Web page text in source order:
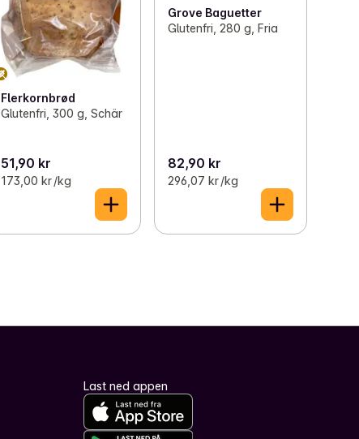
Flerkornbrød
Glutenfri, 300 g, Schär
51,90 kr
173,00 kr /kg
Grove Baguetter
Glutenfri, 280 g, Fria
82,90 kr
296,07 kr /kg
Last ned appen